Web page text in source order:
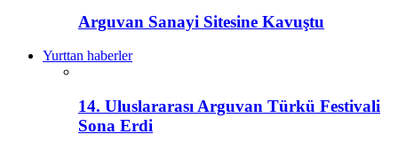
Arguvan Sanayi Sitesine Kavuştu
Yurttan haberler
14. Uluslararası Arguvan Türkü Festivali
Sona Erdi